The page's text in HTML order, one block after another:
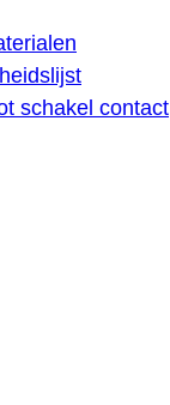
schakel contact